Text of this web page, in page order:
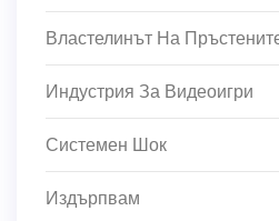
Властелинът На
Индустрия За Видеоигри
Системен Шок
Издърпвам